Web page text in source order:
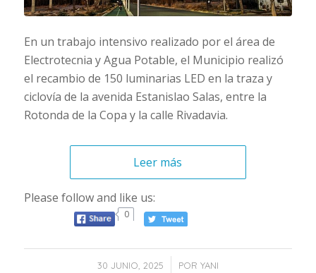
En un trabajo intensivo realizado por el área de
Electrotecnia y Agua Potable, el Municipio realizó
el recambio de 150 luminarias LED en la traza y
ciclovía de la avenida Estanislao Salas, entre la
Rotonda de la Copa y la calle Rivadavia.
Leer más
Please follow and like us:
0
30 JUNIO, 2025
/ POR YANI